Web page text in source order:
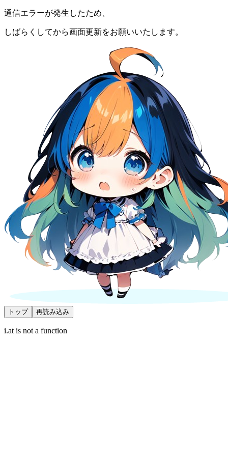
通信エラーが発生したため、
しばらくしてから画面更新をお願いいたします。
トップ 再読み込み
i.at is not a function